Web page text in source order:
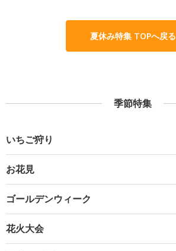
夏休み特集 TOPへ戻る
季節特集
いちご狩り
お花見
ゴールデンウィーク
花火大会